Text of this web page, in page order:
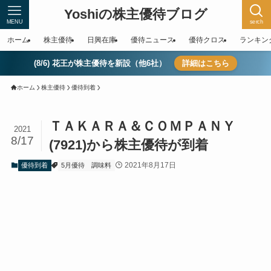
Yoshiの株主優待ブログ serch
MENU
ホーム 株主優待 日興在庫 優待ニュース 優待クロス ランキン
(8/6) 花王が株主優待を新設（他6社） 詳細はこちら
ホーム 株主優待 優待到着
ＴＡＫＡＲＡ＆ＣＯＭＰＡＮＹ
(7921)から株主優待が到着
2021
8/17
優待到着 5月優待 調味料 2021年8月17日